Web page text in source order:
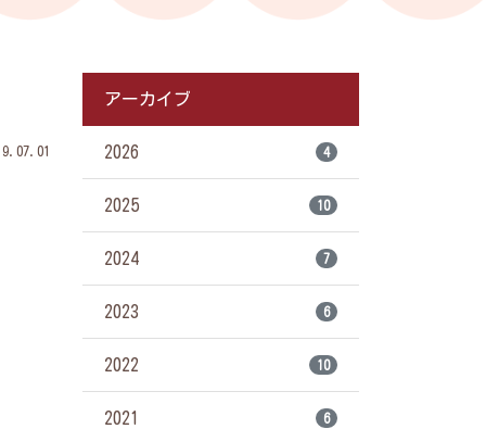
アーカイブ
2026 4
2025 10
2024 7
2023 6
2022 10
2021 6